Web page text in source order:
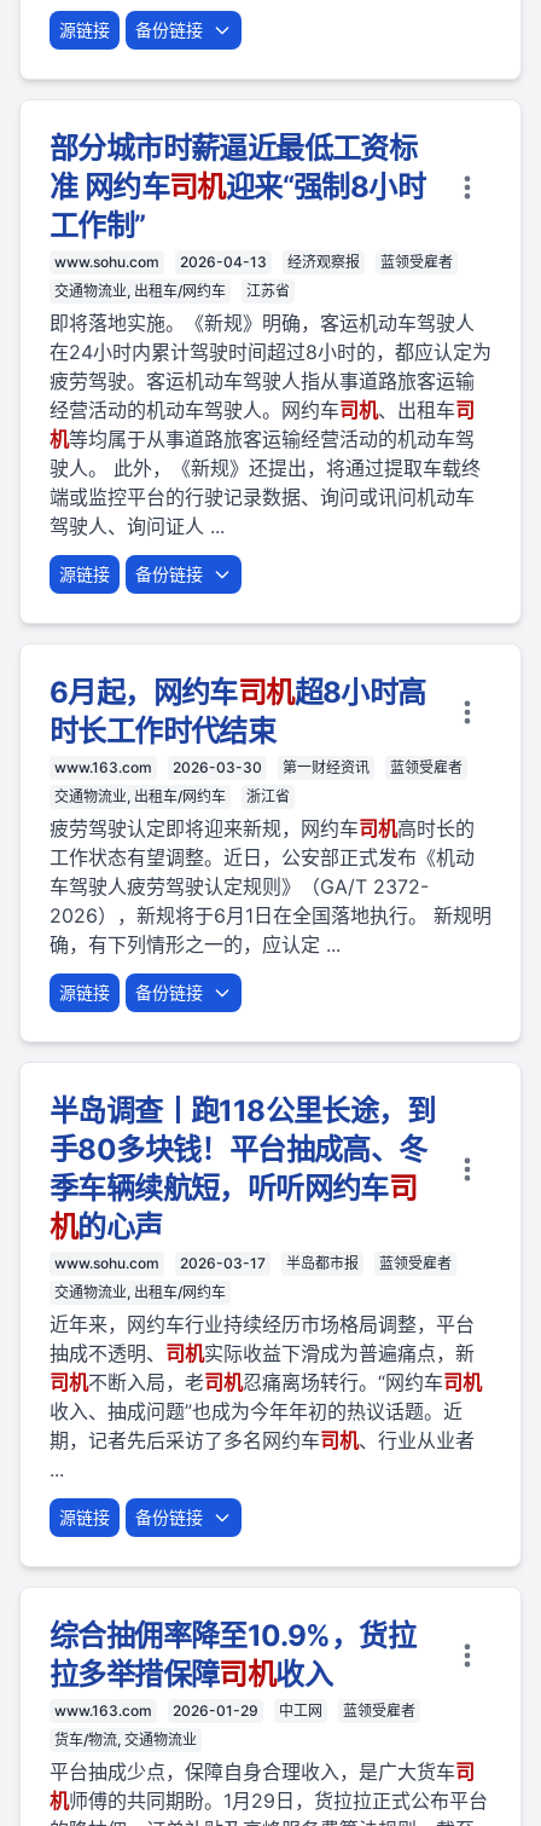
源链接 备份链接
部分城市时薪逼近最低工资标
准 网约车司机迎来“强制8小时
工作制”
www.sohu.com 2026-04-13 经济观察报
蓝领受雇者
交通物流业, 出租车/网约车
江苏省
即将落地实施。《新规》明确，客运机动车驾驶人
在24小时内累计驾驶时间超过8小时的，都应认定为
疲劳驾驶。客运机动车驾驶人指从事道路旅客运输
经营活动的机动车驾驶人。网约车司机、出租车司
机等均属于从事道路旅客运输经营活动的机动车驾
驶人。 此外，《新规》还提出，将通过提取车载终
端或监控平台的行驶记录数据、询问或讯问机动车
驾驶人、询问证人 ...
源链接 备份链接
6月起，网约车司机超8小时高
时长工作时代结束
www.163.com 2026-03-30 第一财经资讯
蓝领受雇者
交通物流业, 出租车/网约车
浙江省
疲劳驾驶认定即将迎来新规，网约车司机高时长的
工作状态有望调整。近日，公安部正式发布《机动
车驾驶人疲劳驾驶认定规则》（GA/T 2372-
2026），新规将于6月1日在全国落地执行。 新规明
确，有下列情形之一的，应认定 ...
源链接 备份链接
半岛调查丨跑118公里长途，到
手80多块钱！平台抽成高、冬
季车辆续航短，听听网约车司
机的心声
www.sohu.com 2026-03-17 半岛都市报
蓝领受雇者
交通物流业, 出租车/网约车
近年来，网约车行业持续经历市场格局调整，平台
抽成不透明、 司机实际收益下滑成为普遍痛点，新
司机不断入局，老司机忍痛离场转行。“网约车司机
收入、抽成问题”也成为今年年初的热议话题。近
期，记者先后采访了多名网约车司机、行业从业者
...
源链接 备份链接
综合抽佣率降至10.9%，货拉
拉多举措保障司机收入
www.163.com 2026-01-29 中工网
蓝领受雇者
货车/物流, 交通物流业
平台抽成少点，保障自身合理收入，是广大货车司
机师傅的共同期盼。1月29日，货拉拉正式公布平台